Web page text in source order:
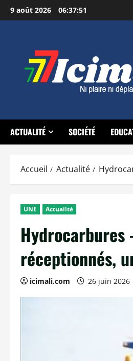
Aller
au
9 août 2026 06:37:52
ACTUALITÉ SOCIÉTÉ
Accueil Actualité
UNE Actualité
réceptionnés,
icimali.com 26 juin 2026